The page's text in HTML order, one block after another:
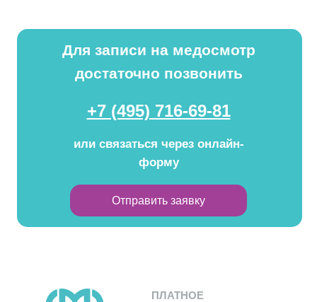
Для записи на медосмотр
достаточно позвонить
или связаться через онлайн-
форму
Отправить заявку
+7 (4 95) 716-69-81
ПЛАТНОЕ